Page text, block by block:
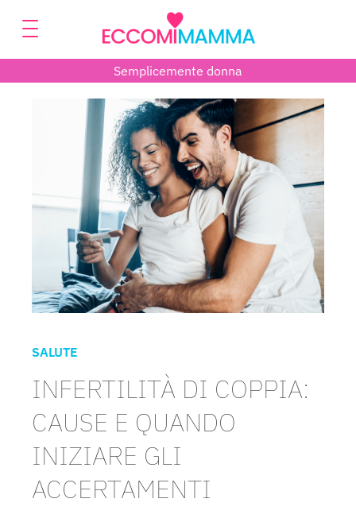
Semplicemente donna
SALUTE
INFERTILITÀ DI COPPIA:
CAUSE E QUANDO
INIZIARE GLI
ACCERTAMENTI